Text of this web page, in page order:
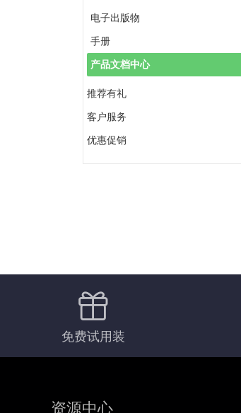
电子出版物
手册
产品文档中心
推荐有礼
客户服务
优惠促销
免费试用装
资源中心